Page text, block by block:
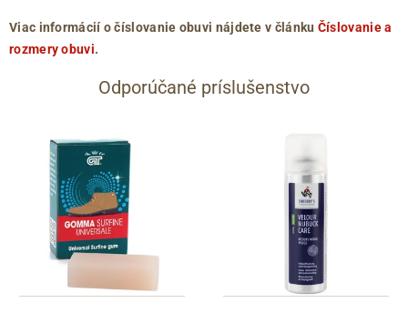
Viac informácií o číslovanie obuvi nájdete v článku Číslovanie a
rozmery obuvi.
Odporúčané príslušenstvo